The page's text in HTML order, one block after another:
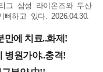
그 삼성 라이온즈와 두산
하고 있다. 2026.04.30.